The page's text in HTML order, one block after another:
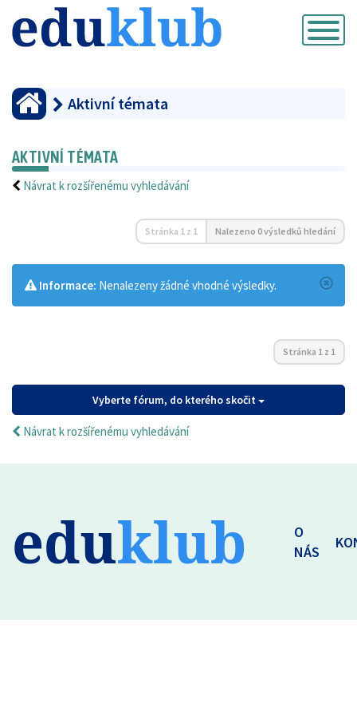
Přepnout
navigaci
Aktivní témata
AKTIVNÍ TÉMATA
Návrat k rozšířenému vyhledávání
Stránka 1 z 1 Nalezeno 0 výsledků hledání
Informace: Nenalezeny žádné vhodné výsledky.
Stránka 1 z 1
Vyberte fórum, do kterého skočit
Návrat k rozšířenému vyhledávání
eduklub
O
NÁS